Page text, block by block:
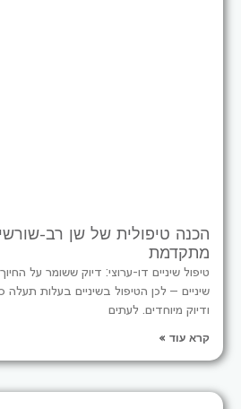
הכנה טיפולית של שן רב-
מתקדמת
טיפול שיניים דו-ערוצי: דיוק ששומר על
שיניים – לכן הטיפול בשיניים בעלות
ודיוק מיוחדים. לעתים
קרא עוד »